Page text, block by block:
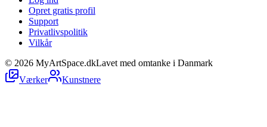
Opret gratis profil
Support
Privatlivspolitik
Vilkår
© 2026 MyArtSpace.dkLavet med omtanke i Danmark
Værker
Kunstnere